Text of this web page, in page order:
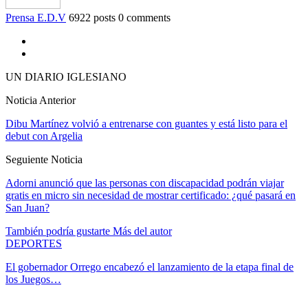
Prensa E.D.V 6922 posts 0 comments
UN DIARIO IGLESIANO
Noticia Anterior
Dibu Martínez volvió a entrenarse con guantes y está listo para el
debut con Argelia
Seguiente Noticia
Adorni anunció que las personas con discapacidad podrán viajar
gratis en micro sin necesidad de mostrar certificado: ¿qué pasará en
San Juan?
También podría gustarte Más del autor
DEPORTES
El gobernador Orrego encabezó el lanzamiento de la etapa final de
los Juegos…